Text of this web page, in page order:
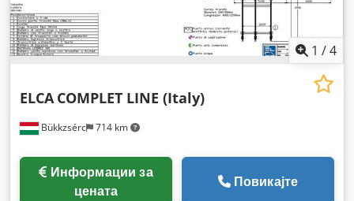
1 /4
Bükkzsérc 714 km
ELCA COMPLET LINE (Italy)
цената
Повикајте